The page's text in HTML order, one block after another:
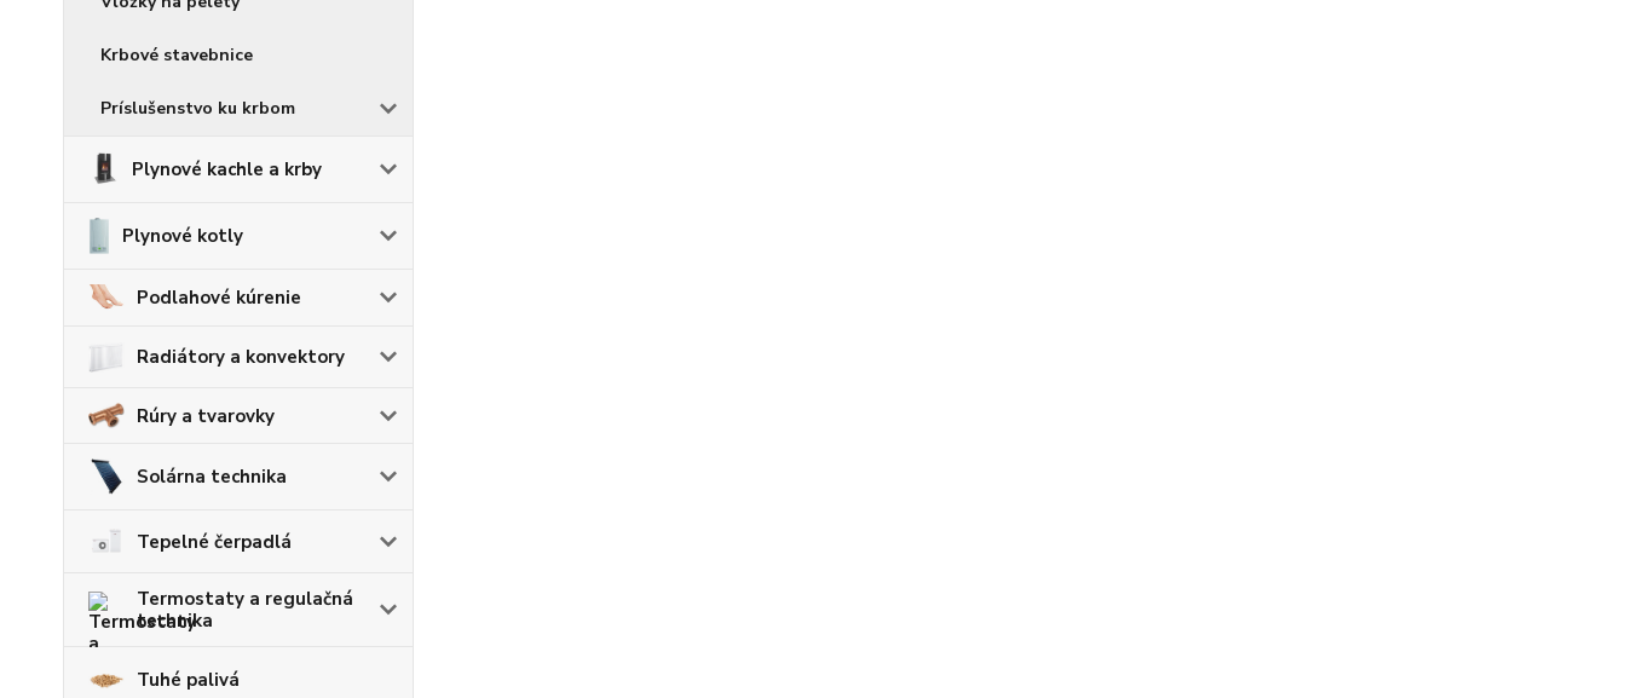
Krbové stavebnice
Príslušenstvo ku krbom
Plynové kachle a krby
Plynové kotly
Podlahové kúrenie
Radiátory a konvektory
Rúry a tvarovky
Solárna technika
Tepelné čerpadlá
Termostaty a regulačná
technika
Tuhé palivá